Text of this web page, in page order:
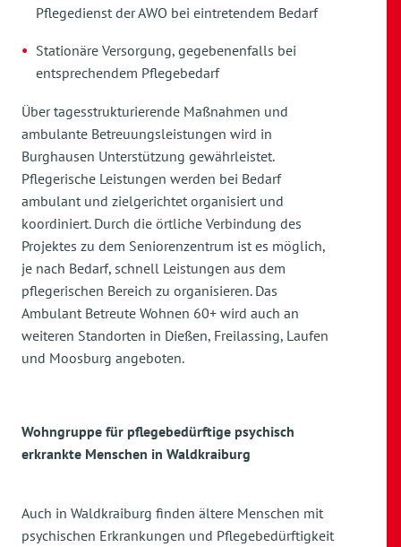
Pflegedienst der AWO bei eintretendem Bedarf
Stationäre Versorgung, gegebenenfalls bei
entsprechendem Pflegebedarf
Über tagesstrukturierende Maßnahmen und
ambulante Betreuungsleistungen wird in
Burghausen Unterstützung gewährleistet.
Pflegerische Leistungen werden bei Bedarf
ambulant und zielgerichtet organisiert und
koordiniert. Durch die örtliche Verbindung des
Projektes zu dem Seniorenzentrum ist es möglich,
je nach Bedarf, schnell Leistungen aus dem
pflegerischen Bereich zu organisieren. Das
Ambulant Betreute Wohnen 60+ wird auch an
weiteren Standorten in Dießen, Freilassing, Laufen
und Moosburg angeboten.
Wohngruppe für pflegebedürftige psychisch
erkrankte Menschen in Waldkraiburg
Auch in Waldkraiburg finden ältere Menschen mit
psychischen Erkrankungen und Pflegebedürftigkeit